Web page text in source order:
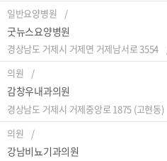
일반요양병원
굿뉴스요양병원
경상남도 거제시 거제면 거제남서로 3554
의원
감창우내과의원
경상남도 거제시 거제중앙로 1875 (고현동)
의원
강남비뇨기과의원